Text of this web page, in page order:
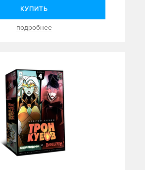
КУПИТЬ
подробнее